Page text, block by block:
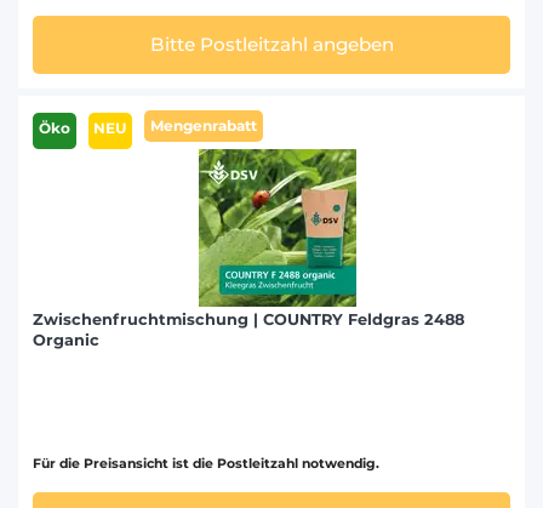
Bitte Postleitzahl angeben
Öko NEU Mengenrabatt
Zwischenfruchtmischung | COUNTRY Feldgras 2488
Organic
Für die Preisansicht ist die Postleitzahl notwendig.